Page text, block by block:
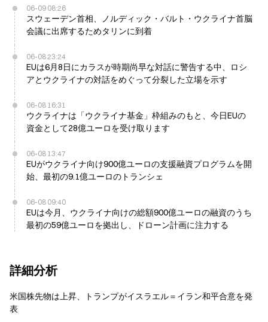
06-09 08:26
スウェーデン首相、ノルディック・バルト・ウクライナ首脳
会議に出席するためタリンに到着
06-08 23:24
EUは6月8日にカラスが時期尚早な対話に警告する中、ロシ
アとウクライナの対話をめぐって分裂した立場を示す
06-08 16:31
ウクライナは「ウクライナ基金」枠組みのもと、今日EUの
資金として28億ユーロを受け取ります
06-08 13:47
EUがウクライナ向け900億ユーロの支援融資プログラムを開
始、最初の9.1億ユーロのトランシェ
06-08 09:40
EUは今月、ウクライナ向けの総額900億ユーロの融資のうち
最初の59億ユーロを拠出し、ドローン計画に注力する
詳細分析
米国株先物は上昇、トランプがイスラエル＝イラン和平合意を発
表